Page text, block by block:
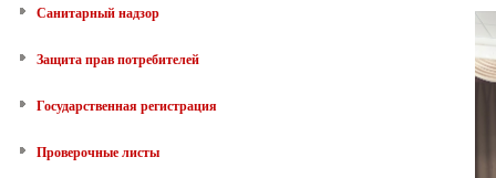
Санитарный надзор
Защита прав потребителей
Государственная регистрация
Проверочные листы